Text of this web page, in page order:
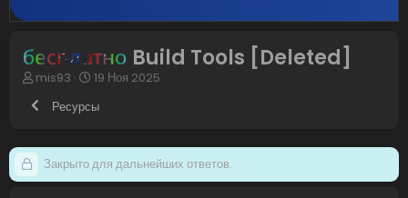
бесплатно Build Tools [Deleted]
А
т
т
е
mis93
Д
т
а
ч
19 Ноя 2025
Ресурсы
Закрыто для дальнейших ответов.